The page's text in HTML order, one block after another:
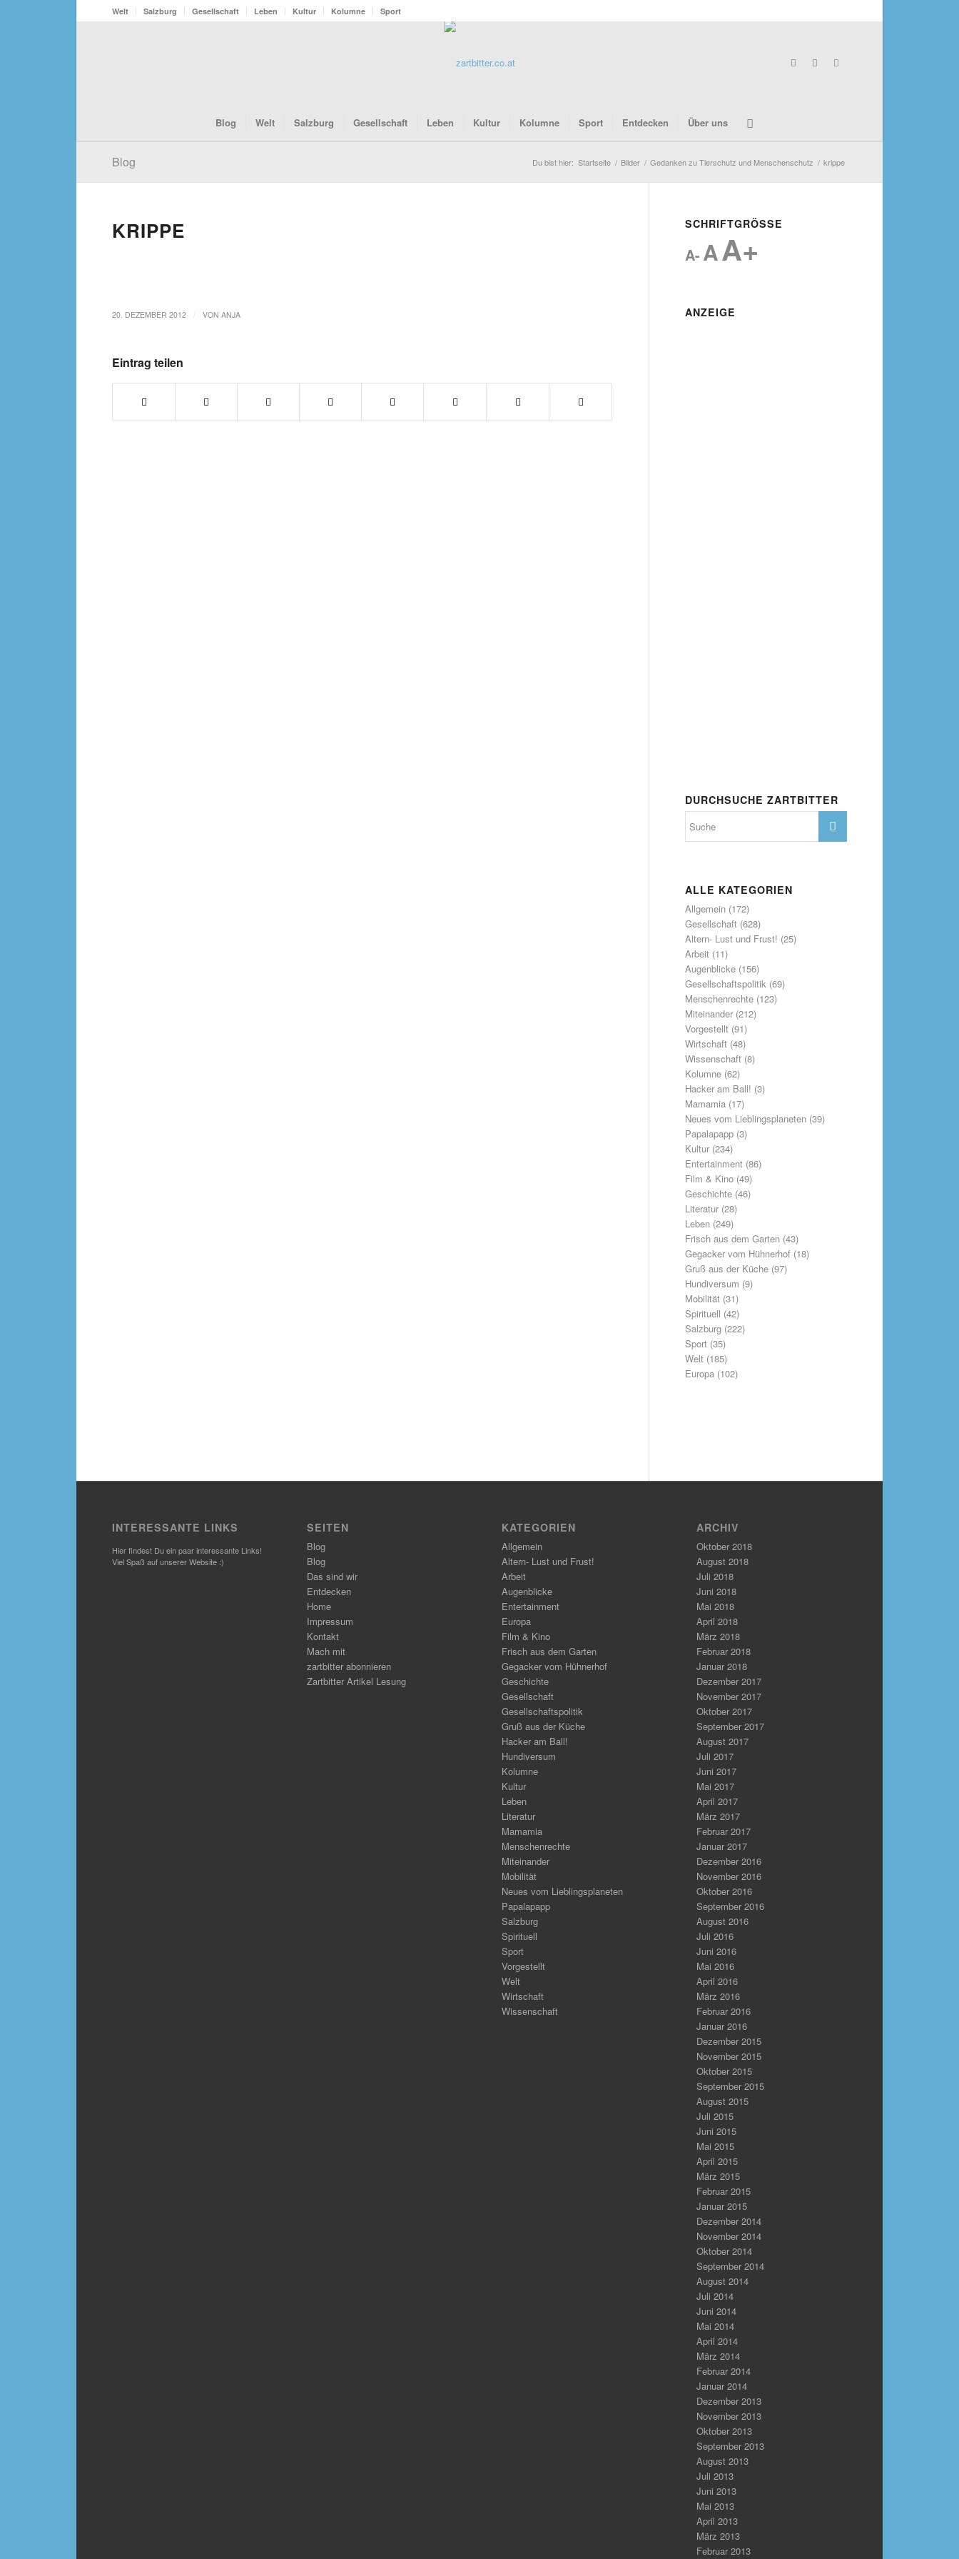
Welt Salzburg Gesellschaft Leben Kultur Kolumne Sport
Blog Welt Salzburg Gesellschaft Leben Kultur Kolumne Sport Entdecken Über uns
Blog Du bist hier: Startseite / Bilder / Gedanken zu Tierschutz und Menschenschutz / krippe
KRIPPE
20. DEZEMBER 2012 VON ANJA
Eintrag teilen
SCHRIFTGRÖSSE
A- AA+
ANZEIGE
DURCHSUCHE ZARTBITTER
ALLE KATEGORIEN
Allgemein(172)
Gesellschaft(628)
Altern- Lust und Frust! (25)
Arbeit(11)
Augenblicke(156)
Gesellschaftspolitik(69)
Menschenrechte(123)
Miteinander(212)
Vorgestellt(91)
Wirtschaft(48)
Wissenschaft(8)
Kolumne(62)
Hacker am Ball! (3)
Mamamia(17)
Neues vom Lieblingsplaneten(39)
Papalapapp(3)
Kultur(234)
Entertainment(86)
Film & Kino(49)
Geschichte(46)
Literatur(28)
Leben(249)
Frisch aus dem Garten(43)
Gegacker vom Hühnerhof(18)
Gruß aus der Küche(97)
Hundiversum (9)
Mobilität(31)
Spirituell (42)
Salzburg(222)
Sport(35)
Welt(185)
Europa(102)
INTERESSANTE LINKS
Hier findest Du ein paar interessante Links!
Viel Spaß auf unserer Website :)
SEITEN
Blog
Blog
Das sind wir
Entdecken
Home
Impressum
Kontakt
Mach mit
zartbitter abonnieren
Zartbitter Artikel Lesung
KATEGORIEN
Allgemein
Altern- Lust und Frust!
Arbeit
Augenblicke
Entertainment
Europa
Film & Kino
Frisch aus dem Garten
Gegacker vom Hühnerhof
Geschichte
Gesellschaft
Gesellschaftspolitik
Gruß aus der Küche
Hacker am Ball!
Hundiversum
Kolumne
Kultur
Leben
Literatur
Mamamia
Menschenrechte
Miteinander
Mobilität
Neues vom Lieblingsplaneten
Papalapapp
Salzburg
Spirituell
Sport
Vorgestellt
Welt
Wirtschaft
Wissenschaft
ARCHIV
Oktober 2018
August 2018
Juli 2018
Juni 2018
Mai 2018
April 2018
März 2018
Februar 2018
Januar 2018
Dezember 2017
November 2017
Oktober 2017
September 2017
August 2017
Juli 2017
Juni 2017
Mai 2017
April 2017
März 2017
Februar 2017
Januar 2017
Dezember 2016
November 2016
Oktober 2016
September 2016
August 2016
Juli 2016
Juni 2016
Mai 2016
April 2016
März 2016
Februar 2016
Januar 2016
Dezember 2015
November 2015
Oktober 2015
September 2015
August 2015
Juli 2015
Juni 2015
Mai 2015
April 2015
März 2015
Februar 2015
Januar 2015
Dezember 2014
November 2014
Oktober 2014
September 2014
August 2014
Juli 2014
Juni 2014
Mai 2014
April 2014
März 2014
Februar 2014
Januar 2014
Dezember 2013
November 2013
Oktober 2013
September 2013
August 2013
Juli 2013
Juni 2013
Mai 2013
April 2013
März 2013
Februar 2013